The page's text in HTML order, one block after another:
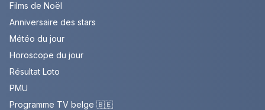
Films de Noël
Anniversaire des stars
Météo du jour
Horoscope du jour
Résultat Loto
PMU
Programme TV belge 🇧🇪